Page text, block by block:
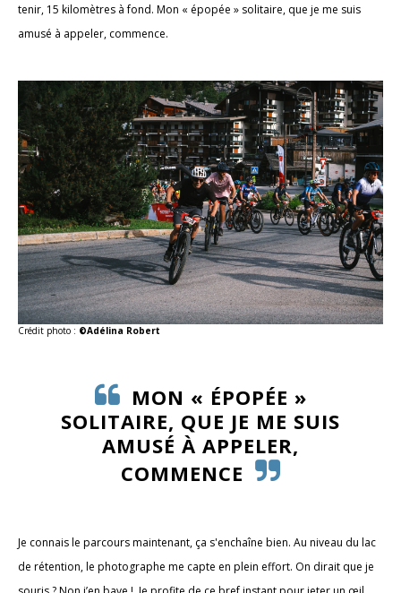
tenir, 15 kilomètres à fond. Mon « épopée » solitaire, que je me suis
amusé à appeler, commence.
Crédit photo : ©Adélina Robert
MON « ÉPOPÉE »
SOLITAIRE, QUE JE ME SUIS
AMUSÉ À APPELER,
COMMENCE
Je connais le parcours maintenant, ça s'enchaîne bien. Au niveau du lac
de rétention, le photographe me capte en plein effort. On dirait que je